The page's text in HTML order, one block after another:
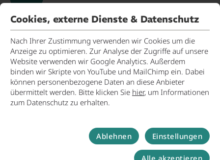
Apollo-Grannus-Tempel Faimingen
Ansprechpartner
Wirtschaftsförderung / Kreisentwicklung
Landratsamt Dillingen a.d.Donau
Cookies, externe Dienste & Datenschutz
Nach Ihrer Zustimmung verwenden wir Cookies um die
Anzeige zu optimieren. Zur Analyse der Zugriffe auf unsere
Website verwenden wir Google Analytics. Außerdem
binden wir Skripte von YouTube und MailChimp ein. Dabei
können personenbezogene Daten an diese Anbieter
übermittelt werden. Bitte klicken Sie hier, um Informationen
zum Datenschutz zu erhalten.
Ablehnen Einstellungen
Alle akzeptieren